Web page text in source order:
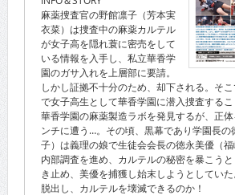
麻薬捜査官の野館凛子（芳本実
衣菜）は捜査中の麻薬カルテル
が女子高を隠れ蓑に密売をして
いる情報を入手し、私立華香学
園のガサ入れを上層部に要請。
しかし証拠不十分のため、却下される。そ
で女子高生として華香学園に潜入捜査する
華香学園の麻薬製造ラボを発見するが、正
ンチに遭う…。その頃、黒幕であり学園長の
子）は義理の娘で生徒会会長の徳永美優（
内部調査を進め、カルテルの秘密を暴こう
き止め、美優を捕獲し始末しようとしてい
脱出し、カルテルを壊滅できるのか！